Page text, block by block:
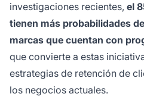
investigaciones recientes, el
tienen más probabilidades
marcas que cuentan con
que convierte a estas
estrategias de retención de
los negocios actuales.